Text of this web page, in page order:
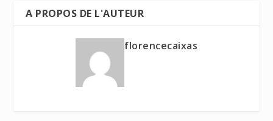
A PROPOS DE L'AUTEUR
florencecaixas